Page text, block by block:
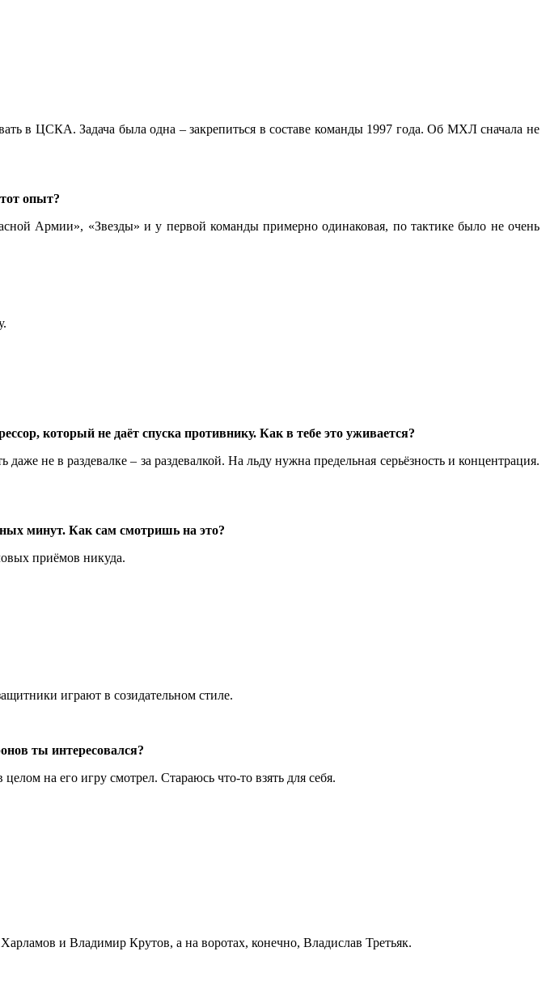
в ЦСКА. Задача была одна – закрепиться в составе команды 1997 года. Об МХЛ сначала не
опыт?
Армии», «Звезды» и у первой команды примерно одинаковая, по тактике было не очень
который не даёт спуска противнику. Как в тебе это уживается?
не в раздевалке – за раздевалкой. На льду нужна предельная серьёзность и концентрация.
минут. Как сам смотришь на это?
приёмов никуда.
играют в созидательном стиле.
ты интересовался?
на его игру смотрел. Стараюсь что-то взять для себя.
и Владимир Крутов, а на воротах, конечно, Владислав Третьяк.